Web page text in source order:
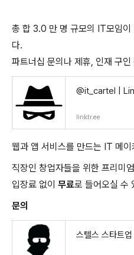
총 합 3.0 만 명 규모의 IT모임이
다.
파트너십 문의나 제휴, 인재 구
@it_cartel |
linktr.ee
웹과 앱 서비스를 만드는 IT 메
직장인 창업자들을 위한 프리미
입장료 없이 무료로 들어오실 수
문의
스텔스 스타트업